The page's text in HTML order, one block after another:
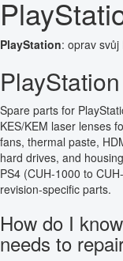
PlayStation: oprav svůj
PlayStation
Spare parts for
KES/KEM laser lenses
fans, thermal paste,
hard drives, and
PS4 (CUH-1000 to
revision-specific parts.
How do I
needs to